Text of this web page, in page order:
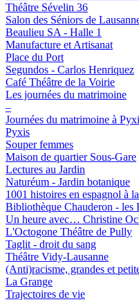
Théâtre Sévelin 36
Salon des Séniors de
Beaulieu SA - Halle 1
Manufacture et Artisanat
Place du Port
Segundos - Carlos Henriquez
Café Théâtre de la Voirie
Les journées du matrimoine
–
Journées du matrimoine à
Pyxis
Souper femmes
Maison de quartier Sous-Gare
Lectures au Jardin
Naturéum - Jardin botanique
1001 histoires en espagnol à
Bibliothèque Chauderon - les
Un heure avec… Christine
L'Octogone Théâtre de Pully
Taglit - droit du sang
Théâtre Vidy-Lausanne
(Anti)racisme, grandes et
La Grange
Trajectoires de vie